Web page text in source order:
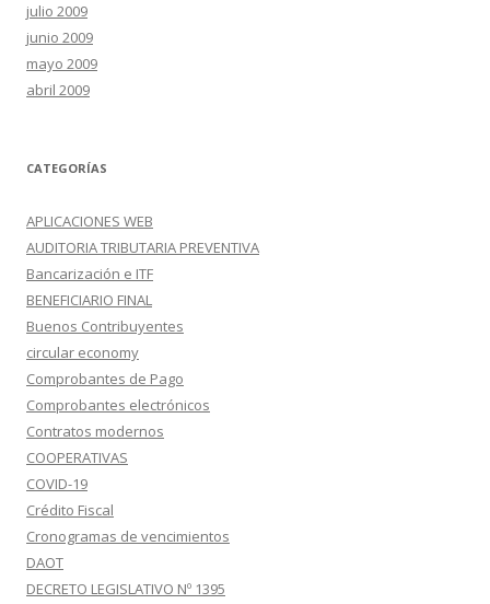
julio 2009
junio 2009
mayo 2009
abril 2009
CATEGORÍAS
APLICACIONES WEB
AUDITORIA TRIBUTARIA PREVENTIVA
Bancarización e ITF
BENEFICIARIO FINAL
Buenos Contribuyentes
circular economy
Comprobantes de Pago
Comprobantes electrónicos
Contratos modernos
COOPERATIVAS
COVID-19
Crédito Fiscal
Cronogramas de vencimientos
DAOT
DECRETO LEGISLATIVO Nº 1395